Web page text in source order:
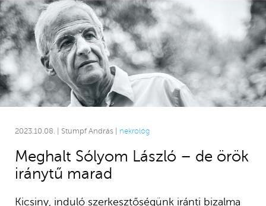
2023.10.08. | Stumpf András | nekrológ
Meghalt Sólyom László – de örök
iránytű marad
Kicsiny, induló szerkesztőségünk iránti bizalma